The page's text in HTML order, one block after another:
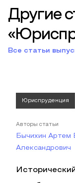
Другие
Все статьи
Юриспруденция
Авторы статьи
Бычихин Артем
Александрович